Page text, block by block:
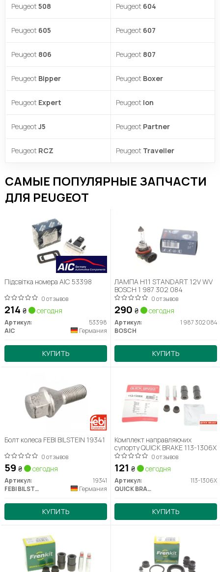
Peugeot508 Peugeot 604
Peugeot 605 Peugeot 607
Peugeot 806 Peugeot 807
Peugeot Bipper Peugeot Boxer
Peugeot Expert Peugeot Ion
PeugeotJ5 Peugeot Partner
Peugeot RCZ Peugeot Traveller
САМЫЕ ПОПУЛЯРНЫЕ ЗАПЧАСТИ
ДЛЯ PEUGEOT
Підсвітка номера AIC 53398
0 отзывов
214 ₴ сегодня
Артикул:
53398
AIC
Германия
КУПИТЬ
ЛАМПА H11 STANDART 12V WV
BOSCH 1 987 302 084
0 отзывов
290 ₴ сегодня
Артикул:
1 987 302 084
BOSCH
КУПИТЬ
Болт колеса FEBI BILSTEIN 19341
0 отзывов
59 ₴ сегодня
Артикул:
19341
FEBI BILSTEIN
Германия
КУПИТЬ
Комплект направляючих
супорту QUICK BRAKE 113-1306X
0 отзывов
121 ₴ сегодня
Артикул:
113-1306X
QUICK BRAKE
КУПИТЬ